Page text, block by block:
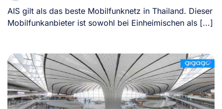
AIS gilt als das beste Mobilfunknetz in Thailand. Dieser
Mobilfunkanbieter ist sowohl bei Einheimischen als [...]